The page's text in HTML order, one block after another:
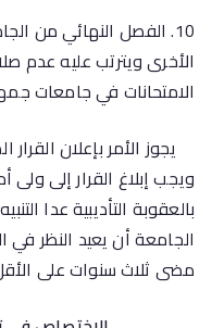
10. الفصل النهائي من
الأخرى ويترتب عليه عدم
الامتحانات في جامعات
يجوز الأمر بإعلان القرار
ويجب إبلاغ القرار إلى ولى
بالعقوبة التأديبية عدا
الجامعة أن يعيد النظر في
مضى ثلاث سنوات على